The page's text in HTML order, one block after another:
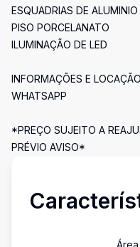
ESQUADRIAS DE ALUMINIO
PISO PORCELANATO
ILUMINAÇÃO DE LED
INFORMAÇÕES E
WHATSAPP
*PREÇO SUJEITO A
PRÉVIO AVISO*